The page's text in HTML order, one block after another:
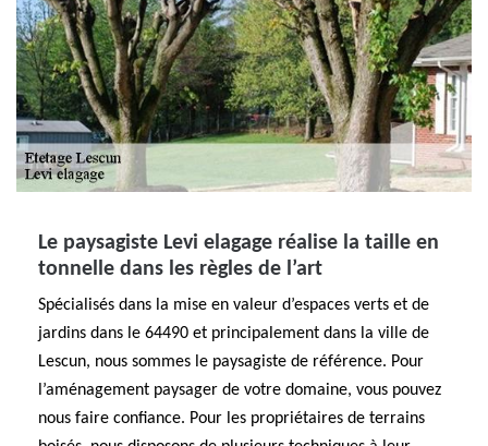
Le paysagiste Levi elagage réalise la taille en
tonnelle dans les règles de l’art
Spécialisés dans la mise en valeur d’espaces verts et de
jardins dans le 64490 et principalement dans la ville de
Lescun, nous sommes le paysagiste de référence. Pour
l’aménagement paysager de votre domaine, vous pouvez
nous faire confiance. Pour les propriétaires de terrains